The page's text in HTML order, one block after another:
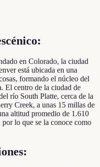
en Colorado, la ciudad
está ubicada en una
formando el núcleo del
El centro de la ciudad de
río South Platte, cerca de la
Creek, a unas 15 millas de
altitud promedio de 1.610
lo que se la conoce como